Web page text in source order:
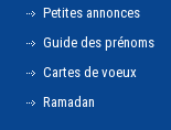
Petites annonces
Guide des prénoms
Cartes de voeux
Ramadan